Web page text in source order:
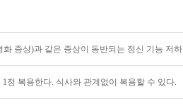
증상)과 같은 증상이 동반되는 정신 기능 저하
정 복용한다. 식사와 관계없이 복용할 수 있다.